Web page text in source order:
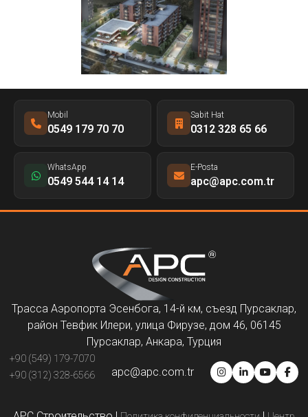
Mobil
0549 179 70 70
Sabit Hat
0312 328 65 66
WhatsApp
0549 544 14 14
E-Posta
apc@apc.com.tr
Трасса Аэропорта Эсенбога, 14-й км, съезд Пурсаклар,
район Тевфик Илери, улица Фирузе, дом 46, 06145
Пурсаклар, Анкара, Турция
+90 (549) 179-7070
+90 (312) 328-6566
apc@apc.com.tr